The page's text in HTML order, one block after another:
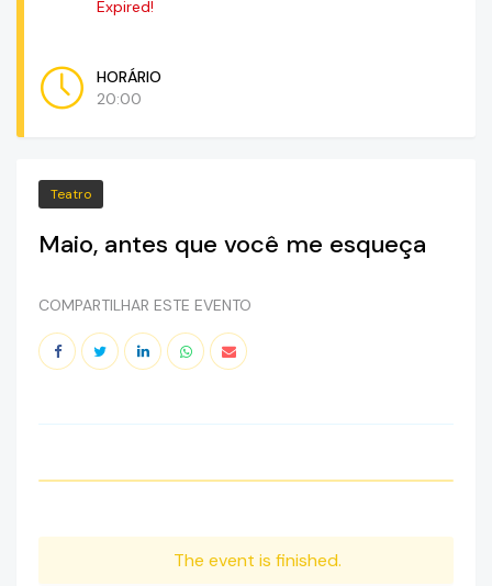
Expired!
HORÁRIO
20:00
Teatro
Maio, antes que você me esqueça
COMPARTILHAR ESTE EVENTO
The event is finished.